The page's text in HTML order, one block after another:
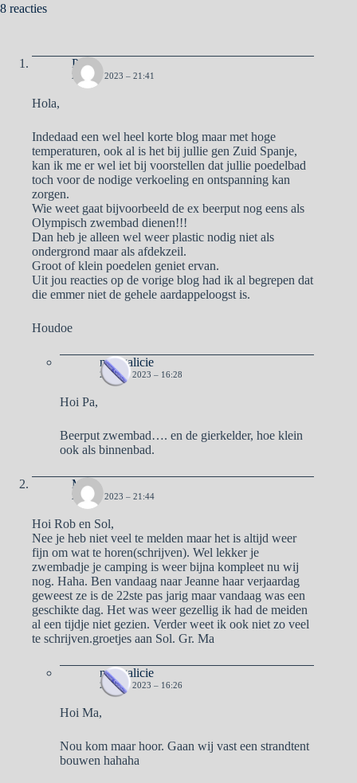
8 reacties
Pa
20 JULI 2023 – 21:41
Hola,
Indedaad een wel heel korte blog maar met hoge
temperaturen, ook al is het bij jullie gen Zuid Spanje,
kan ik me er wel iet bij voorstellen dat jullie poedelbad
toch voor de nodige verkoeling en ontspanning kan
zorgen.
Wie weet gaat bijvoorbeeld de ex beerput nog eens als
Olympisch zwembad dienen!!!
Dan heb je alleen wel weer plastic nodig niet als
ondergrond maar als afdekzeil.
Groot of klein poedelen geniet ervan.
Uit jou reacties op de vorige blog had ik al begrepen dat
die emmer niet de gehele aardappeloogst is.
Houdoe
naargalicie
21 JULI 2023 – 16:28
Hoi Pa,
Beerput zwembad…. en de gierkelder, hoe klein
ook als binnenbad.
Ma
20 JULI 2023 – 21:44
Hoi Rob en Sol,
Nee je heb niet veel te melden maar het is altijd weer
fijn om wat te horen(schrijven). Wel lekker je
zwembadje je camping is weer bijna kompleet nu wij
nog. Haha. Ben vandaag naar Jeanne haar verjaardag
geweest ze is de 22ste pas jarig maar vandaag was een
geschikte dag. Het was weer gezellig ik had de meiden
al een tijdje niet gezien. Verder weet ik ook niet zo veel
te schrijven.groetjes aan Sol. Gr. Ma
naargalicie
21 JULI 2023 – 16:26
Hoi Ma,
Nou kom maar hoor. Gaan wij vast een strandtent
bouwen hahaha